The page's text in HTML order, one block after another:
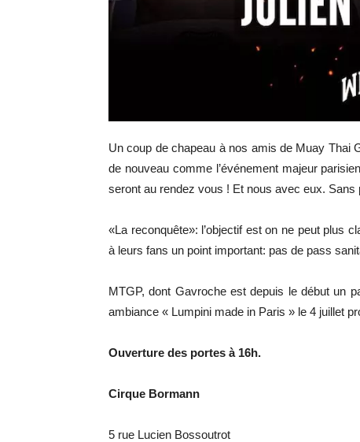
Un coup de chapeau à nos amis de Muay Thai
de nouveau comme l’événement majeur
seront au rendez vous ! Et nous avec eux. Sans
«La reconquête»: l’objectif est on ne peut plus
à leurs fans un point important: pas de pass
MTGP, dont Gavroche est depuis le début un
ambiance « Lumpini made in Paris » le 4 juillet
Ouverture des portes à 16h.
Cirque Bormann
5 rue Lucien Bossoutrot